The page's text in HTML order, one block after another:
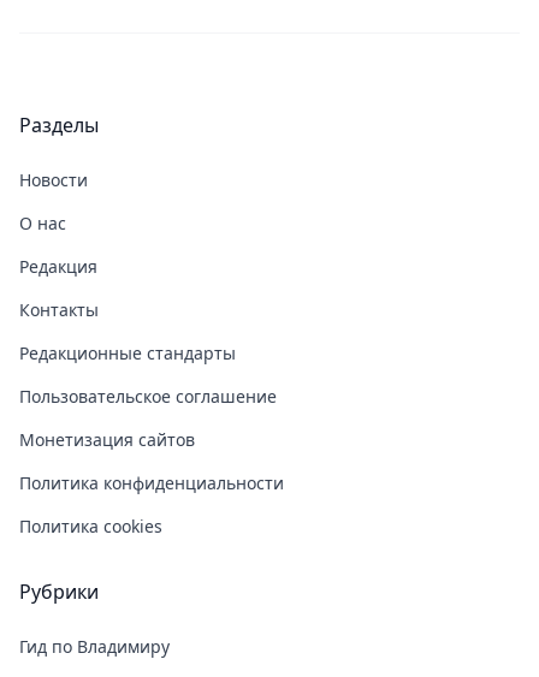
Разделы
Новости
О нас
Редакция
Контакты
Редакционные стандарты
Пользовательское соглашение
Монетизация сайтов
Политика конфиденциальности
Политика cookies
Рубрики
Гид по Владимиру